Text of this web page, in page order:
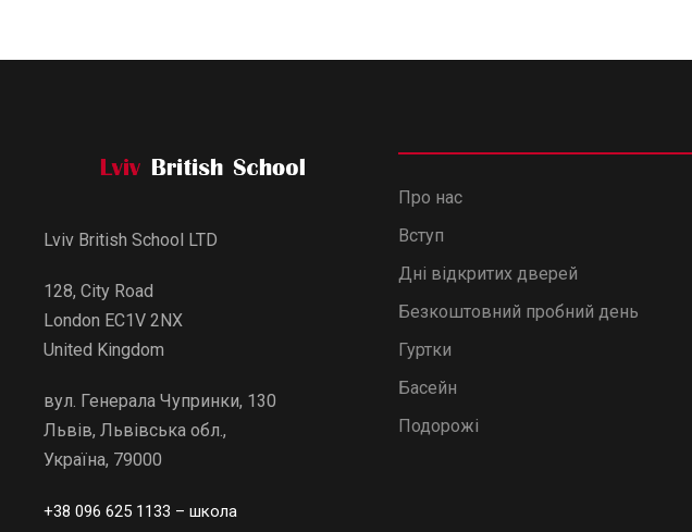
Lviv British School LTD
128, City Road
London EC1V 2NX
United Kingdom
вул. Генерала Чупринки, 130
Львів, Львівська обл.,
Україна, 79000
+38 096 625 1133 – школа
Про нас
Вступ
Дні відкритих дверей
Безкоштовний пробний день
Гуртки
Басейн
Подорожі